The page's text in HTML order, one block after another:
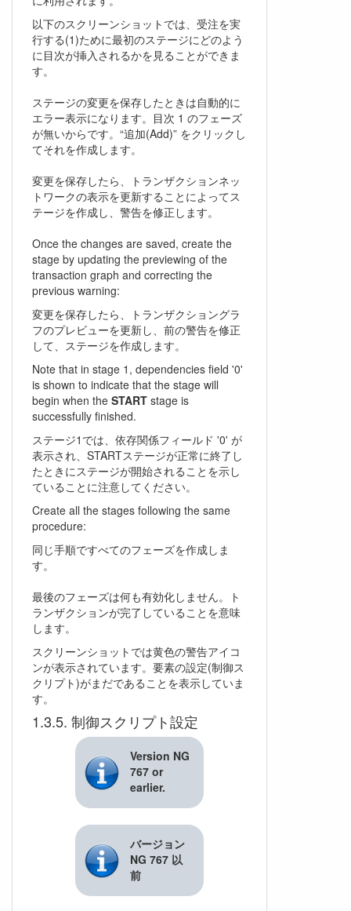
以下のスクリーンショットでは、受注を実
行する(1)ために最初のステージにどのよう
に目次が挿入されるかを見ることができま
す。
ステージの変更を保存したときは自動的に
エラー表示になります。目次 1 のフェーズ
が無いからです。“追加(Add)” をクリックし
てそれを作成します。
変更を保存したら、トランザクションネッ
トワークの表示を更新することによってス
テージを作成し、警告を修正します。
Once the changes are saved, create the
stage by updating the previewing of the
transaction graph and correcting the
previous warning:
変更を保存したら、トランザクショングラ
フのプレビューを更新し、前の警告を修正
して、ステージを作成します。
Note that in stage 1, dependencies field '0'
is shown to indicate that the stage will
begin when the START stage is
successfully finished.
ステージ1では、依存関係フィールド '0' が
表示され、STARTステージが正常に終了し
たときにステージが開始されることを示し
ていることに注意してください。
Create all the stages following the same
procedure:
同じ手順ですべてのフェーズを作成しま
す。
最後のフェーズは何も有効化しません。ト
ランザクションが完了していることを意味
します。
スクリーンショットでは黄色の警告アイコ
ンが表示されています。要素の設定(制御ス
クリプト)がまだであることを表示していま
す。
制御スクリプト設定
Version NG
767 or
earlier.
バージョン
NG 767 以
前